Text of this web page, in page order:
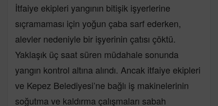
İtfaiye ekipleri yangının bitişik işyerlerine
sıçramaması için yoğun çaba sarf ederken,
alevler nedeniyle bir işyerinin çatısı çöktü.
Yaklaşık üç saat süren müdahale sonunda
yangın kontrol altına alındı. Ancak itfaiye ekipleri
ve Kepez Belediyesi’ne bağlı iş makinelerinin
soğutma ve kaldırma çalışmaları sabah